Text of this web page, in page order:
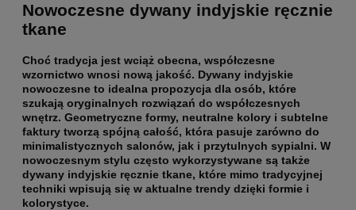
Nowoczesne dywany indyjskie ręcznie
tkane
Choć tradycja jest wciąż obecna, współczesne
wzornictwo wnosi nową jakość. Dywany indyjskie
nowoczesne to idealna propozycja dla osób, które
szukają oryginalnych rozwiązań do współczesnych
wnętrz. Geometryczne formy, neutralne kolory i subtelne
faktury tworzą spójną całość, która pasuje zarówno do
minimalistycznych salonów, jak i przytulnych sypialni. W
nowoczesnym stylu często wykorzystywane są także
dywany indyjskie ręcznie tkane, które mimo tradycyjnej
techniki wpisują się w aktualne trendy dzięki formie i
kolorystyce.